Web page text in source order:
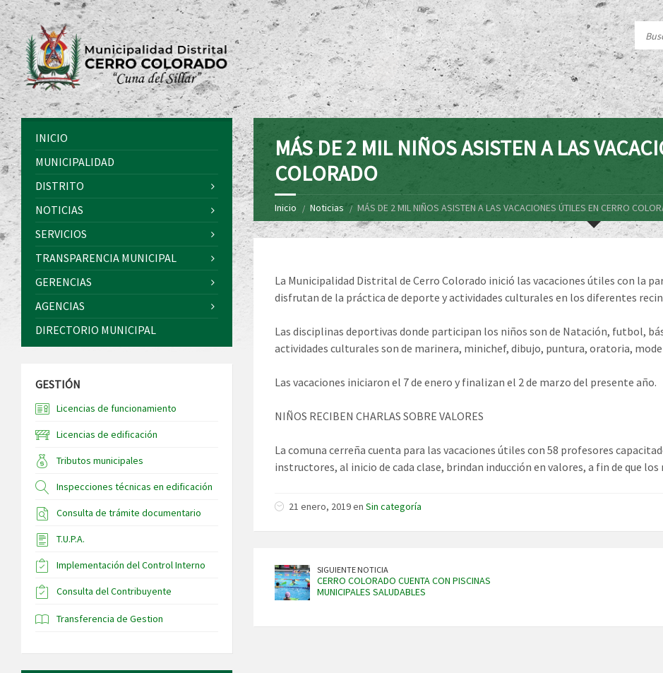
MÁS DE 2 MIL NIÑOS ASISTEN A LAS
COLORADO
Inicio Noticias MÁS DE 2 MIL NIÑOS ASISTEN A LAS VACACIONES ÚTILES EN CERRO
La Municipalidad Distrital de Cerro Colorado inició las vacaciones útiles con la
disfrutan de la práctica de deporte y actividades culturales en los diferentes
Las disciplinas deportivas donde participan los niños son de Natación, futbol,
actividades culturales son de marinera, minichef, dibujo, puntura, oratoria,
Las vacaciones iniciaron el 7 de enero y finalizan el 2 de marzo del presente año.
NIÑOS RECIBEN CHARLAS SOBRE VALORES
La comuna cerreña cuenta para las vacaciones útiles con 58 profesores
instructores, al inicio de cada clase, brindan inducción en valores, a fin de que
21 enero, 2019 en Sin categoría
SIGUIENTE NOTICIA
CERRO COLORADO CUENTA CON PISCINAS
MUNICIPALES SALUDABLES
INICIO
MUNICIPALIDAD
DISTRITO
NOTICIAS
SERVICIOS
TRANSPARENCIA MUNICIPAL
GERENCIAS
AGENCIAS
DIRECTORIO MUNICIPAL
GESTIÓN
Licencias de funcionamiento
Licencias de edificación
Tributos municipales
Inspecciones técnicas en edificación
Consulta de trámite documentario
T.U.P.A.
Implementación del Control Interno
Consulta del Contribuyente
Transferencia de Gestion